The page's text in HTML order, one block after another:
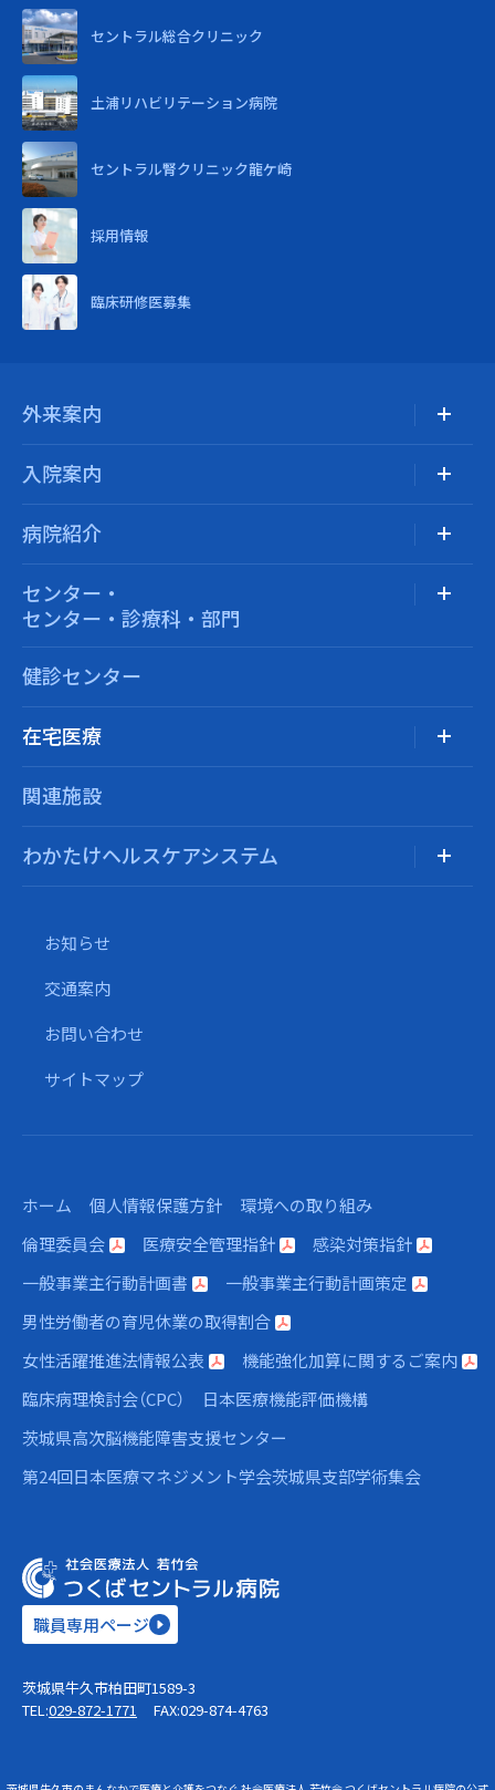
セントラル総合クリニック
土浦リハビリテーション病院
セントラル腎クリニック龍ケ崎
採用情報
臨床研修医募集
外来案内
入院案内
病院紹介
センター・
センター・診療科・部門
健診センター
在宅医療
関連施設
わかたけヘルスケアシステム
お知らせ
交通案内
お問い合わせ
サイトマップ
ホーム 個人情報保護方針
環境への取り組み
倫理委員会
医療安全管理指針
感染対策指針
一般事業主行動計画書
一般事業主行動計画策定
男性労働者の育児休業の取得割合
女性活躍推進法情報公表
機能強化加算に関するご案内
臨床病理検討会（CPC）
日本医療機能評価機構
茨城県高次脳機能障害支援センター
第24回日本医療マネジメント学会茨城県支部学術集会
職員専用ページ
茨城県牛久市柏田町1589-3
TEL:029-872-1771 FAX:029-874-4763